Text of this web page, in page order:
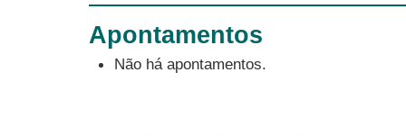
Apontamentos
Não há apontamentos.